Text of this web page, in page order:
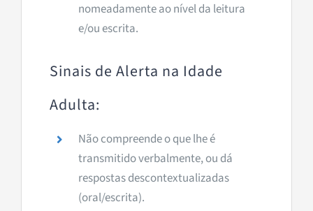
nomeadamente ao nível da leitura
e/ou escrita.
Sinais de Alerta na Idade
Adulta:
Não compreende o que lhe é
transmitido verbalmente, ou dá
respostas descontextualizadas
(oral/escrita).